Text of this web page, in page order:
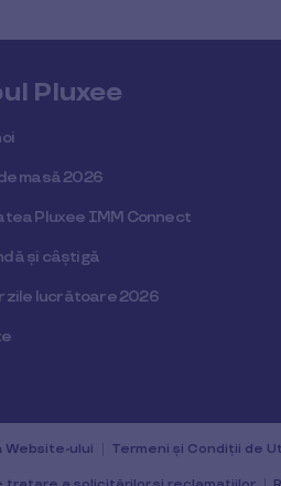
Pluxee
masă 2026
Pluxee IMM Connect
și câștigă
zile lucrătoare 2026
Website-ului Termeni și Condiții de